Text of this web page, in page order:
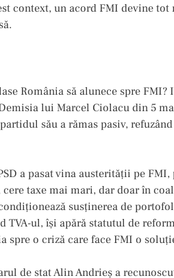
context, un acord FMI devine
România să alunece spre
lui Marcel Ciolacu din 5
său a rămas pasiv,
a pasat vina austerității pe
taxe mai mari, dar doar în
susținerea de
ul, își apără statutul de
spre o criză care face FMI o
de stat Alin Andrieș a